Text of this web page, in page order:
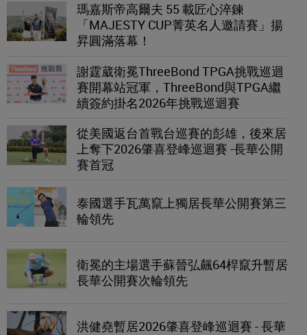
瑪嘉斯帝高爾夫 55 載匠心淬鍊
「MAJESTY CUP菁英名人邀請賽」揚
昇圓滿落幕！
謝霆葳衛冕ThreeBond TPGA挑戰巡迴
賽開幕站冠軍，ThreeBond與TPGA繼
續簽約掛名2026年挑戰巡迴賽
從美國返台首戰台巡賽的彭雄，後來居
上奪下2026肇喜登峰巡迴賽 -長華公開
賽首冠
泰國選手瓦萬竄上獨居長華公開賽第三
輪領先
衛冕的主場選手蘇晉弘飆64桿竄升暫居
長華公開賽次輪領先
洪健堯暫居2026肇喜登峰巡迴賽 - 長華